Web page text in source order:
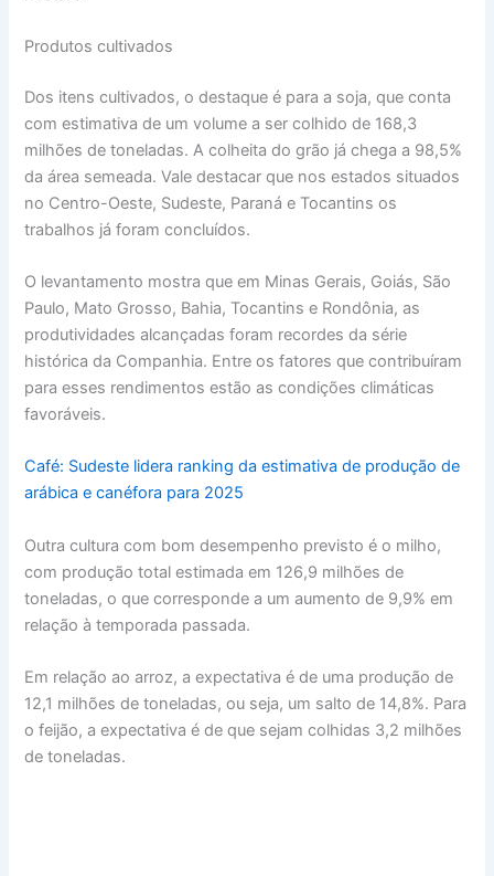
Produtos cultivados
Dos itens cultivados, o destaque é para a soja, que conta
com estimativa de um volume a ser colhido de 168,3
milhões de toneladas. A colheita do grão já chega a 98,5%
da área semeada. Vale destacar que nos estados situados
no Centro-Oeste, Sudeste, Paraná e Tocantins os
trabalhos já foram concluídos.
O levantamento mostra que em Minas Gerais, Goiás, São
Paulo, Mato Grosso, Bahia, Tocantins e Rondônia, as
produtividades alcançadas foram recordes da série
histórica da Companhia. Entre os fatores que contribuíram
para esses rendimentos estão as condições climáticas
favoráveis.
Café: Sudeste lidera ranking da estimativa de produção de
arábica e canéfora para 2025
Outra cultura com bom desempenho previsto é o milho,
com produção total estimada em 126,9 milhões de
toneladas, o que corresponde a um aumento de 9,9% em
relação à temporada passada.
Em relação ao arroz, a expectativa é de uma produção de
12,1 milhões de toneladas, ou seja, um salto de 14,8%. Para
o feijão, a expectativa é de que sejam colhidas 3,2 milhões
de toneladas.